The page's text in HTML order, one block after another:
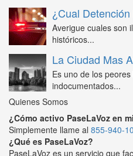
¿Cual
Averigue cuales son
históricos...
La Ciudad Mas
Es uno de los
indocumentados...
Quienes Somos
¿Cómo activo PaseLaVoz en
Simplemente llame al 855-940-
¿Qué es PaseLaVoz?
PaseLaVoz es un servicio que